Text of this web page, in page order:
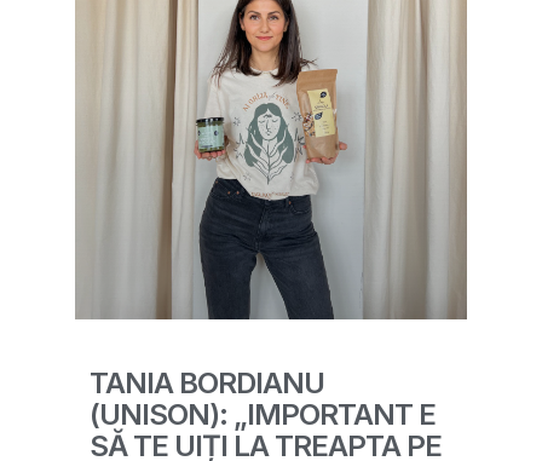
TANIA BORDIANU
(UNISON): „IMPORTANT E
SĂ TE UIȚI LA TREAPTA PE